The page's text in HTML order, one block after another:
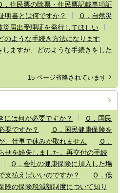
．住民票の除票・住民票記載事項証
明書とは何ですか？
Ｑ．自然災
届出受理証を発行してほしい
のような手続き方法になります
しますが、どのような手続きをした
15 ページ省略されています
には何が必要ですか？
Ｑ．国民
要ですか？
Ｑ．国民健康保険を
、仕事で休みが取れません
Ｑ．
せを紛失しました。再交付の手続
Ｑ．会社の健康保険に加入した場
支払えばいいのですか？
Ｑ．低
険の保険税減額制度について知り